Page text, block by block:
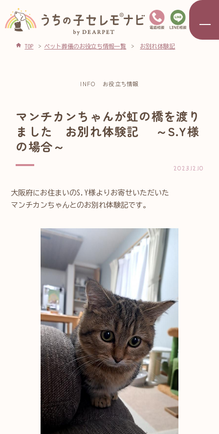
TOP ペット葬儀のお役立ち情報一覧 お別れ体験記
INFO お役立ち情報
マンチカンちゃんが虹の橋を渡り
ました お別れ体験記 ～S.Y様
の場合～
2023.12.10
大阪府にお住まいのS.Y様よりお寄せいただいた
マンチカンちゃんとのお別れ体験記です。